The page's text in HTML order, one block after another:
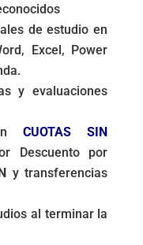
de estudio en
Excel, Power
y evaluaciones
CUOTAS SIN
Descuento por
y transferencias
al terminar la